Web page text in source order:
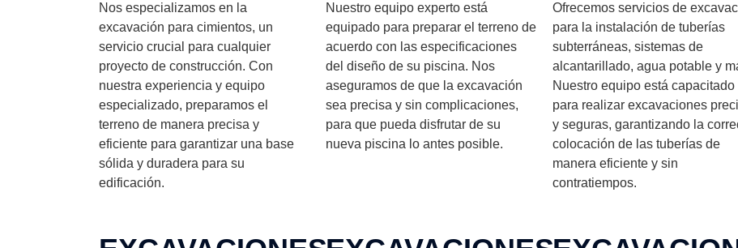
Nos especializamos en la
excavación para cimientos, un
servicio crucial para cualquier
proyecto de construcción. Con
nuestra experiencia y equipo
especializado, preparamos el
terreno de manera precisa y
eficiente para garantizar una base
sólida y duradera para su
edificación.
Nuestro equipo experto está
equipado para preparar el terreno de
acuerdo con las especificaciones
del diseño de su piscina. Nos
aseguramos de que la excavación
sea precisa y sin complicaciones,
para que pueda disfrutar de su
nueva piscina lo antes posible.
Ofrecemos servicios de
para la instalación de tuberías
subterráneas, sistemas de
alcantarillado, agua potable y
Nuestro equipo está capacitado
para realizar excavaciones
y seguras, garantizando la
colocación de las tuberías de
manera eficiente y sin
contratiempos.